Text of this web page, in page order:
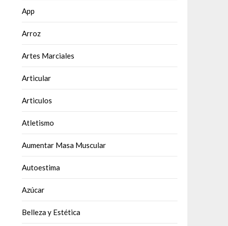
App
Arroz
Artes Marciales
Articular
Articulos
Atletismo
Aumentar Masa Muscular
Autoestima
Azúcar
Belleza y Estética